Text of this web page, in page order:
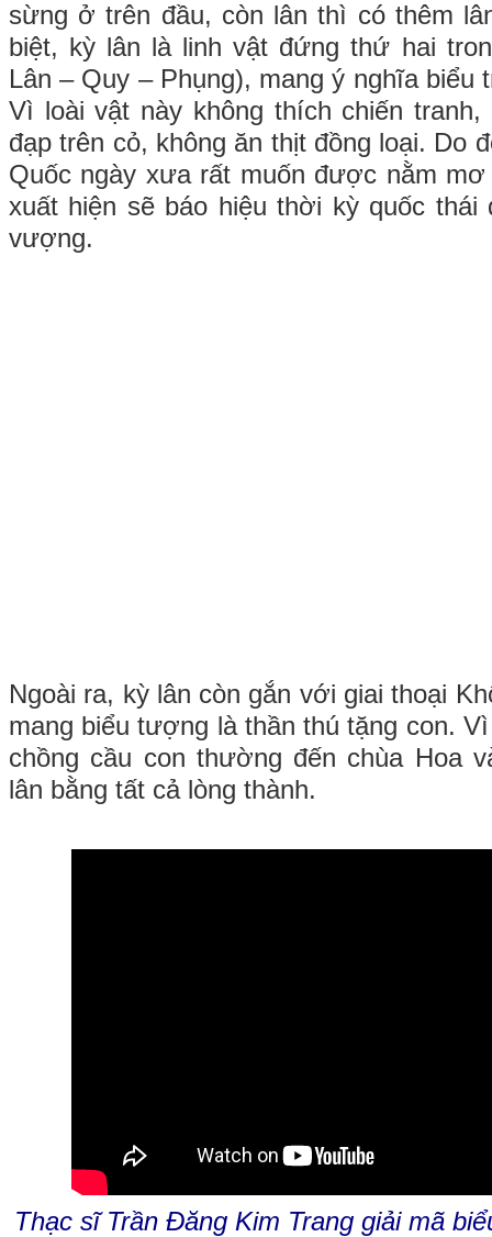
sừng ở trên đầu, còn lân thì có thêm
biệt, kỳ lân là linh vật đứng thứ hai
Lân – Quy – Phụng), mang ý nghĩa biểu
Vì loài vật này không thích chiến tranh,
đạp trên cỏ, không ăn thịt đồng loại. Do
Quốc ngày xưa rất muốn được nằm
xuất hiện sẽ báo hiệu thời kỳ quốc thái
vượng.
Ngoài ra, kỳ lân còn gắn với giai thoại
mang biểu tượng là thần thú tặng con.
chồng cầu con thường đến chùa Hoa
lân bằng tất cả lòng thành.
Thạc sĩ Trần Đăng Kim Trang giải mã